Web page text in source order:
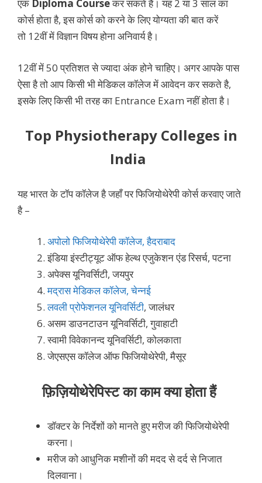
एक Diploma Courseकर सकते है। यह 2 या 3 साल का
कोर्स होता है, इस कोर्स को करने के लिए योग्यता की बात करें
तो 12वीं में विज्ञान विषय होना अनिवार्य है।
12वीं में 50 प्रतिशत से ज्यादा अंक होने चाहिए। अगर आपके पास
ऐसा है तो आप किसी भी मेडिकल कॉलेज में आवेदन कर सकते है,
इसके लिए किसी भी तरह का Entrance Exam नहीं होता है।
Top Physiotherapy Colleges in
India
यह भारत के टॉप कॉलेज है जहाँ पर फिजियोथेरेपी कोर्स करवाए जाते
है –
अपोलो फिजियोथेरेपी कॉलेज, हैदराबाद
इंडिया इंस्टीट्यूट ऑफ हेल्थ एजुकेशन एंड रिसर्च, पटना
अपेक्स यूनिवर्सिटी, जयपुर
मद्रास मेडिकल कॉलेज, चेन्नई
लवली प्रोफेशनल यूनिवर्सिटी, जालंधर
असम डाउनटाउन यूनिवर्सिटी, गुवाहाटी
स्वामी विवेकानन्द यूनिवर्सिटी, कोलकाता
जेएसएस कॉलेज ऑफ फिजियोथेरेपी, मैसूर
फ़िज़ियोथेरेपिस्ट का काम क्या होता हैं
डॉक्टर के निर्देशों को मानते हुए मरीज की फिजियोथेरेपी
करना।
मरीज को आधुनिक मशीनों की मदद से दर्द से निजात
दिलवाना।